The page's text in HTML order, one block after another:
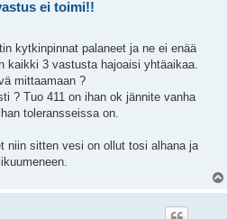
ei toimi!!
kytkinpinnat palaneet ja ne ei enää
kaikki 3 vastusta hajoaisi yhtäaikaa.
mittaamaan ?
? Tuo 411 on ihan ok jännite vanha
toleransseissa on.
niin sitten vesi on ollut tosi alhana ja